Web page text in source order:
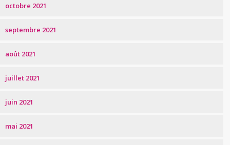
octobre 2021
septembre 2021
août 2021
juillet 2021
juin 2021
mai 2021